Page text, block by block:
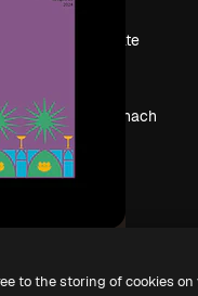
Deine Inhalte
Suchst du nach
magnific.ai
to the storing of cookies